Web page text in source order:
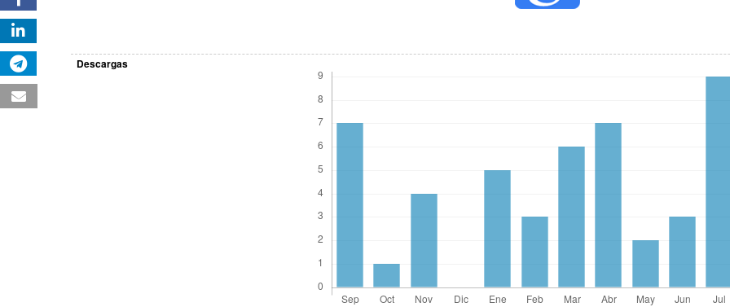
Descargas